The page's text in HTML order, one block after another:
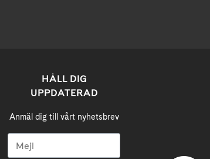
HÅLL DIG
UPPDATERAD
Anmäl dig till vårt nyhetsbrev